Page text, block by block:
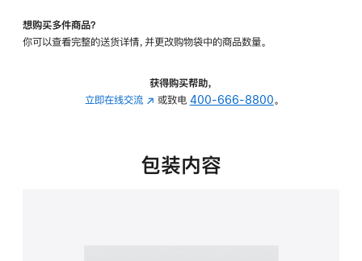
转
的
想购买多件商品？
你可以查看完整的送货详情，并更改购物袋中的商品数量。
获得购买帮助，
立即在线交流 (在
中
或致电 400-666-8800。
包装内容